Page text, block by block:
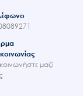
μαζί